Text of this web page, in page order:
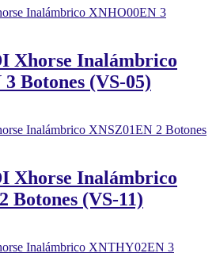
Xhorse Inalámbrico
Botones (VS-05)
Xhorse Inalámbrico
Botones (VS-11)